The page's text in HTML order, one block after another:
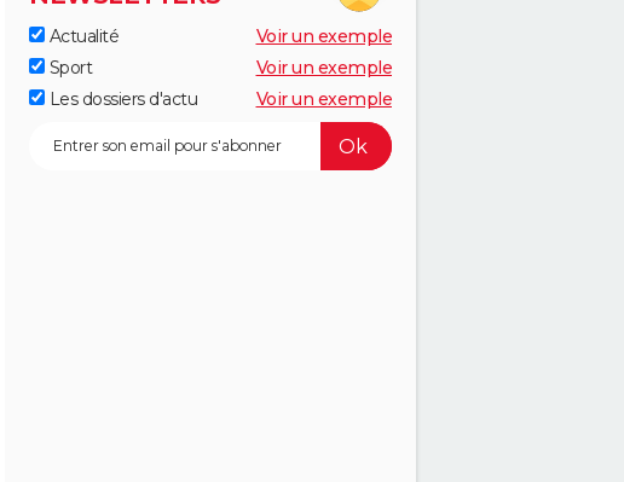
Actualité
Voir un exemple
Sport
Voir un exemple
Les dossiers d'actu
Voir un exemple